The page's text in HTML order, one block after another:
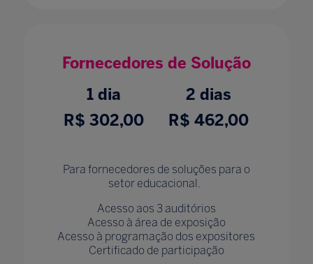
Fornecedores de Solução
1 dia
R$ 302,00
2 dias
R$ 462,00
Para fornecedores de soluções para o
setor educacional.
Acesso aos 3 auditórios
Acesso à área de exposição
Acesso à programação dos expositores
Certificado de participação